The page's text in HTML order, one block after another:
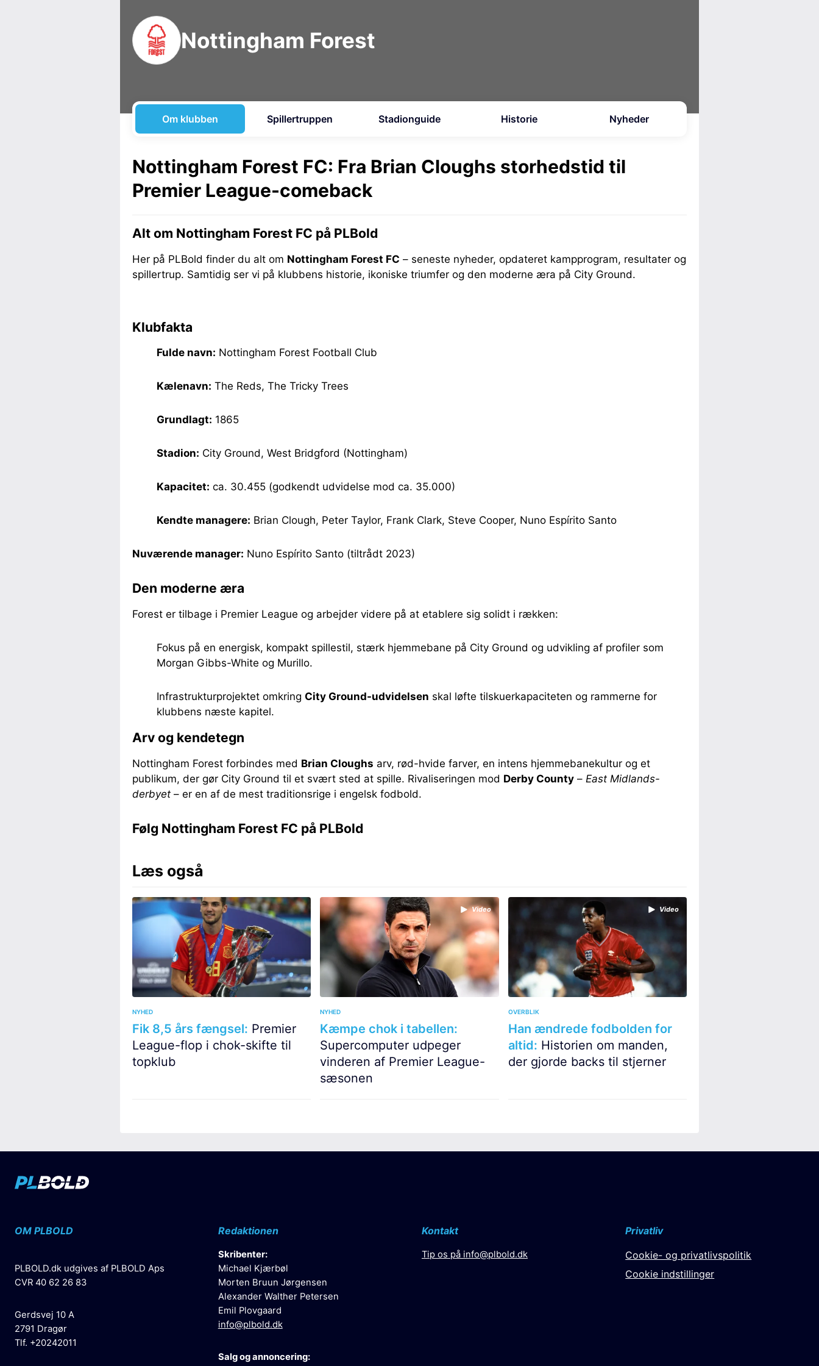
Nottingham Forest
Om klubben Spillertruppen Stadionguide Historie Nyheder
Nottingham Forest FC: Fra Brian Cloughs storhedstid til
Premier League-comeback
Alt om Nottingham Forest FC på PLBold
Her på PLBold finder du alt om Nottingham Forest FC – seneste nyheder, opdateret kampprogram, resultater og
spillertrup. Samtidig ser vi på klubbens historie, ikoniske triumfer og den moderne æra på City Ground.
Klubfakta
Fulde navn: Nottingham Forest Football Club
Kælenavn: The Reds, The Tricky Trees
Grundlagt: 1865
Stadion: City Ground, West Bridgford (Nottingham)
Kapacitet: ca. 30.455 (godkendt udvidelse mod ca. 35.000)
Kendte managere: Brian Clough, Peter Taylor, Frank Clark, Steve Cooper, Nuno Espírito Santo
Nuværende manager: Nuno Espírito Santo (tiltrådt 2023)
Den moderne æra
Forest er tilbage i Premier League og arbejder videre på at etablere sig solidt i rækken:
Fokus på en energisk, kompakt spillestil, stærk hjemmebane på City Ground og udvikling af profiler som
Morgan Gibbs-White og Murillo.
Infrastrukturprojektet omkring City Ground-udvidelsen skal løfte tilskuerkapaciteten og rammerne for
klubbens næste kapitel.
Arv og kendetegn
Nottingham Forest forbindes med Brian Cloughs arv, rød-hvide farver, en intens hjemmebanekultur og et
publikum, der gør City Ground til et svært sted at spille. Rivaliseringen mod Derby County – East Midlands-
derbyet – er en af de mest traditionsrige i engelsk fodbold.
Følg Nottingham Forest FC på PLBold
Læs også
NYHED
Fik 8,5 års fængsel: Premier
League-flop i chok-skifte til
topklub
Video
NYHED
Kæmpe chok i tabellen:
Supercomputer udpeger
vinderen af Premier League-
sæsonen
Video
OVERBLIK
Han ændrede fodbolden for
altid: Historien om manden,
der gjorde backs til stjerner
OM PLBOLD
PLBOLD.dk udgives af PLBOLD Aps
CVR 40 62 26 83
Gerdsvej 10 A
2791 Dragør
Tlf. +20242011
Redaktionen
Skribenter:
Michael Kjærbøl
Morten Bruun Jørgensen
Alexander Walther Petersen
Emil Plovgaard
info@plbold.dk
Salg og annoncering:
Kontakt
Tip os på info@plbold.dk
Privatliv
Cookie- og privatlivspolitik
Cookie indstillinger